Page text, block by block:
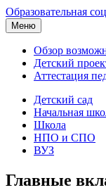
Образовательная
Меню
Обзор
Детский
Аттестация
Детский сад
Начальная
Школа
НПО и СПО
ВУЗ
Главные